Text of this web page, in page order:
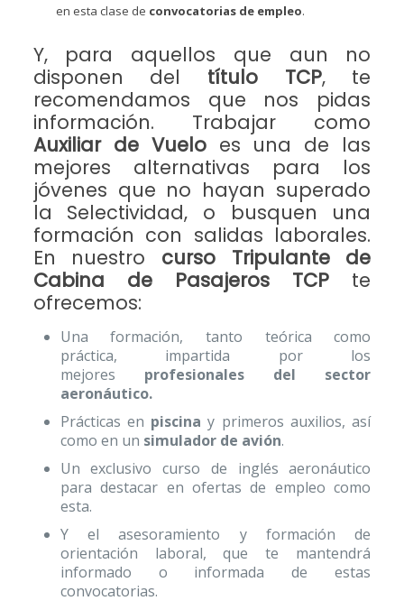
en esta clase de convocatorias de empleo.
Y, para aquellos que aun no
disponen del título TCP, te
recomendamos que nos pidas
información. Trabajar como
Auxiliar de Vueloes una de las
mejores alternativas para los
jóvenes que no hayan superado
la Selectividad, o busquen una
formación con salidas laborales.
En nuestro curso Tripulante de
Cabina de Pasajeros TCP te
ofrecemos:
Una formación, tanto teórica como
práctica, impartida por los
mejores profesionales del sector
aeronáutico.
Prácticas en piscina y primeros auxilios, así
como en un simulador de avión.
Un exclusivo curso de inglés aeronáutico
para destacar en ofertas de empleo como
esta.
Y el asesoramiento y formación de
orientación laboral, que te mantendrá
informado o informada de estas
convocatorias.